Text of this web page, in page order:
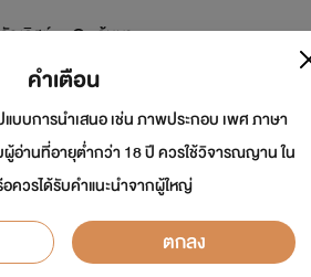
ธัญลิสต์ ค้นหา
my bad guy | คนเ
ยน:_น้ำผึ้งสีเลือด_
คำเตือน
บบการนำเสนอ เช่น ภาพประกอบ เพศ ภาษา
ผู้อ่านที่อายุต่ำกว่า 18 ปี ควรใช้วิจารณญาน ใน
ควรได้รับคำแนะนำจากผู้ใหญ่
ตกลง